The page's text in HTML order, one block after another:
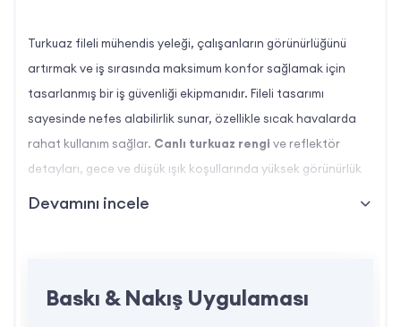
Turkuaz fileli mühendis yeleği, çalışanların görünürlüğünü
artırmak ve iş sırasında maksimum konfor sağlamak için
tasarlanmış bir iş güvenliği ekipmanıdır. Fileli tasarımı
sayesinde nefes alabilirlik sunar, özellikle sıcak havalarda
rahat kullanım sağlar. Canlı turkuaz rengi ve reflektör
detayları, gece ve düşük ışık koşullarında yüksek görünürlük
sağlar. Hafif yapısı, ergonomik tasarımı ve fonksiyonel
Devamını incele
Baskı & Nakış Uygulaması